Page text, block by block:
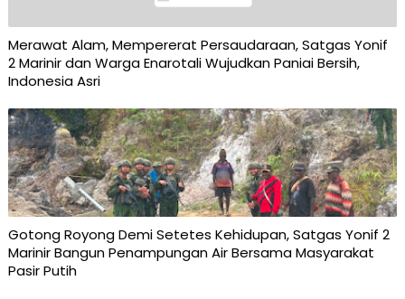
Merawat Alam, Mempererat Persaudaraan, Satgas Yonif
2 Marinir dan Warga Enarotali Wujudkan Paniai Bersih,
Indonesia Asri
Gotong Royong Demi Setetes Kehidupan, Satgas Yonif 2
Marinir Bangun Penampungan Air Bersama Masyarakat
Pasir Putih